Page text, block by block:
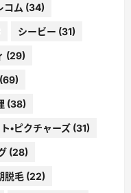
コム (34)
シービー (31)
(29)
(69)
(38)
・ピクチャーズ (31)
(28)
脱毛 (22)